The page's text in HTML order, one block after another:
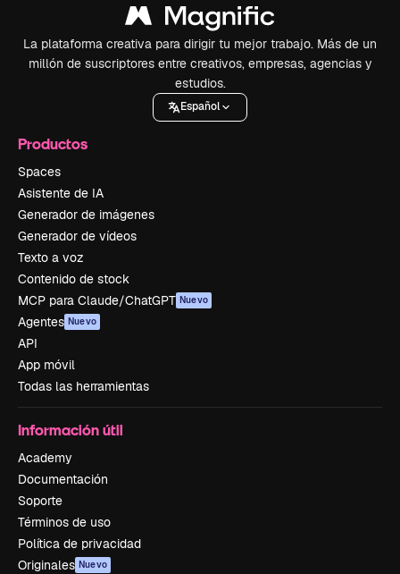
La plataforma creativa para dirigir tu mejor trabajo. Más de un
millón de suscriptores entre creativos, empresas, agencias y
estudios.
Español
Productos
Spaces
Asistente de IA
Generador de imágenes
Generador de vídeos
Texto a voz
Contenido de stock
MCP para Claude/ChatGPT Nuevo
Agentes Nuevo
API
App móvil
Todas las herramientas
Información útil
Academy
Documentación
Soporte
Términos de uso
Política de privacidad
Originales Nuevo